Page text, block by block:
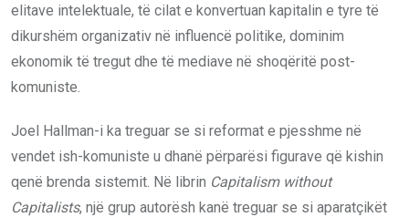
elitave intelektuale, të cilat e konvertuan kapitalin e tyre të
dikurshëm organizativ në influencë politike, dominim
ekonomik të tregut dhe të mediave në shoqëritë post-
komuniste.
Joel Hallman-i ka treguar se si reformat e pjesshme në
vendet ish-komuniste u dhanë përparësi figurave që kishin
qenë brenda sistemit. Në librin Capitalism without
Capitalists, një grup autorësh kanë treguar se si aparatçikët